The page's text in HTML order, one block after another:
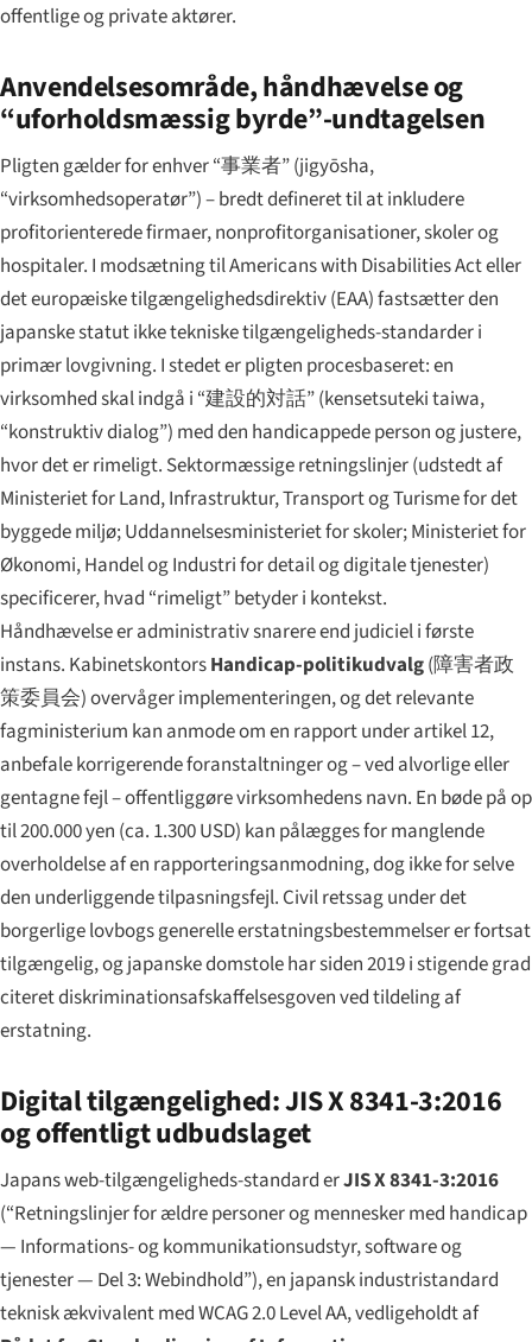
offentlige og private aktører.
Anvendelsesområde, håndhævelse og
“uforholdsmæssig byrde”-undtagelsen
Pligten gælder for enhver “事業者” (jigyōsha,
“virksomhedsoperatør”) – bredt defineret til at inkludere
profitorienterede firmaer, nonprofitorganisationer, skoler og
hospitaler. I modsætning til Americans with Disabilities Act eller
det europæiske tilgængelighedsdirektiv (EAA) fastsætter den
japanske statut ikke tekniske tilgængeligheds-standarder i
primær lovgivning. I stedet er pligten procesbaseret: en
virksomhed skal indgå i “建設的対話” (kensetsuteki taiwa,
“konstruktiv dialog”) med den handicappede person og justere,
hvor det er rimeligt. Sektormæssige retningslinjer (udstedt af
Ministeriet for Land, Infrastruktur, Transport og Turisme for det
byggede miljø; Uddannelsesministeriet for skoler; Ministeriet for
Økonomi, Handel og Industri for detail og digitale tjenester)
specificerer, hvad “rimeligt” betyder i kontekst.
Håndhævelse er administrativ snarere end judiciel i første
instans. KabinetskontorsHandicap-politikudvalg(障害者政
策委員会) overvåger implementeringen, og det relevante
fagministerium kan anmode om en rapport under artikel 12,
anbefale korrigerende foranstaltninger og – ved alvorlige eller
gentagne fejl – offentliggøre virksomhedens navn. En bøde på op
til 200.000 yen (ca. 1.300 USD) kan pålægges for manglende
overholdelse af en rapporteringsanmodning, dog ikke for selve
den underliggende tilpasningsfejl. Civil retssag under det
borgerlige lovbogs generelle erstatningsbestemmelser er fortsat
tilgængelig, og japanske domstole har siden 2019 i stigende grad
citeret diskriminationsafskaffelsesgoven ved tildeling af
erstatning.
Digital tilgængelighed: JIS X 8341-3:2016
og offentligt udbudslaget
Japans web-tilgængeligheds-standard erJIS X 8341-3:2016
(“Retningslinjer for ældre personer og mennesker med handicap
— Informations- og kommunikationsudstyr, software og
tjenester — Del 3: Webindhold”), en japansk industristandard
teknisk ækvivalent med WCAG 2.0 Level AA, vedligeholdt af